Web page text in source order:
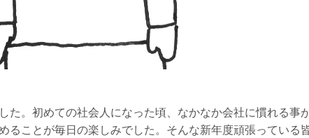
た。初めての社会人になった頃、なかなか会社に慣れる事
ることが毎日の楽しみでした。そんな新年度頑張っている